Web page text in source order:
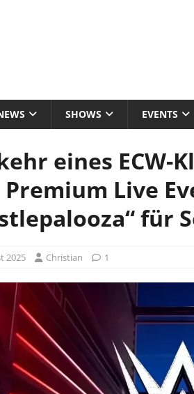
SHOWS EVENTS
eines ECW-
Live
für
2025 Christian 1